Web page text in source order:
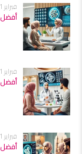
فبراير 11, 2025
أفضل
فبراير 11, 2025
أفضل
فبراير 11, 2025
أفضل